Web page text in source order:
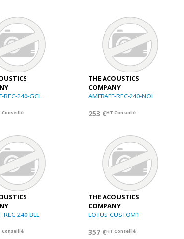
REC-240-GCL
Conseillé
THE ACOUSTICS
COMPANY
AMFBAFF-REC-240-NOI
253 €HT Conseillé
REC-240-BLE
Conseillé
THE ACOUSTICS
COMPANY
LOTUS-CUSTOM1
357 €HT Conseillé